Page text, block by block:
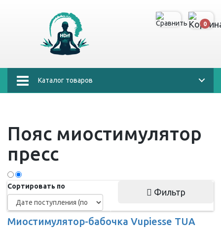
0
Каталог товаров
Пояс миостимулятор
пресс
Сортировать по
Фильтр
Миостимулятор-бабочка Vupiesse TUA